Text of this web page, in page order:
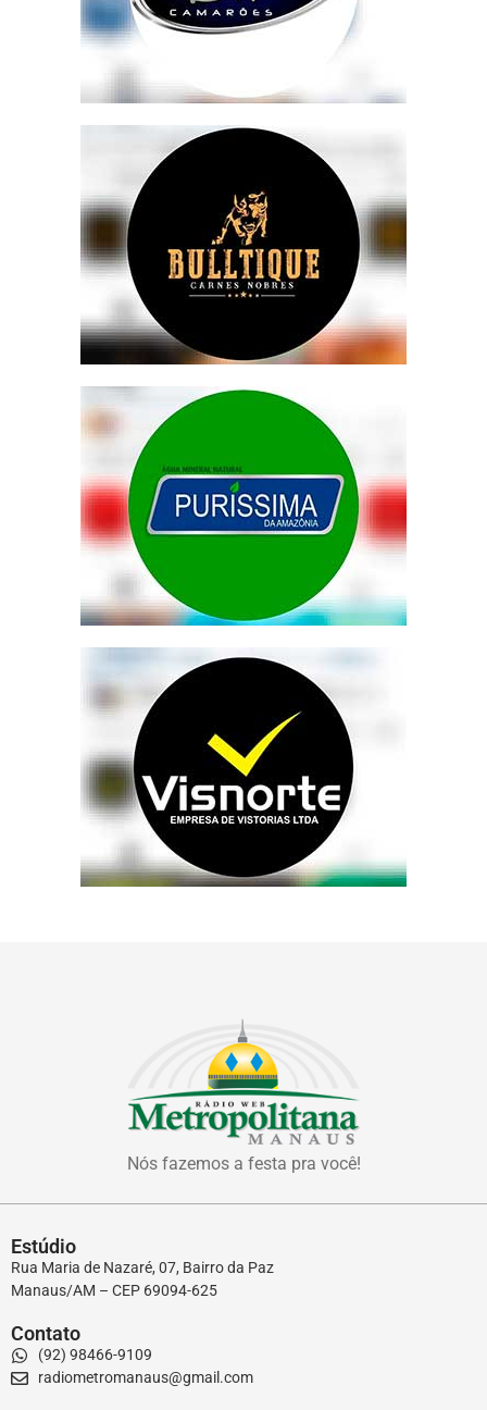
Nós fazemos a festa pra você!
Estúdio
Rua Maria de Nazaré, 07, Bairro da Paz
Manaus/AM – CEP 69094-625
Contato
(92) 98466-9109
radiometromanaus@gmail.com